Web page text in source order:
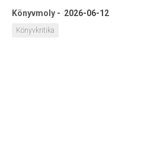
Könyvmoly - 2026-06-12
Könyvkritika